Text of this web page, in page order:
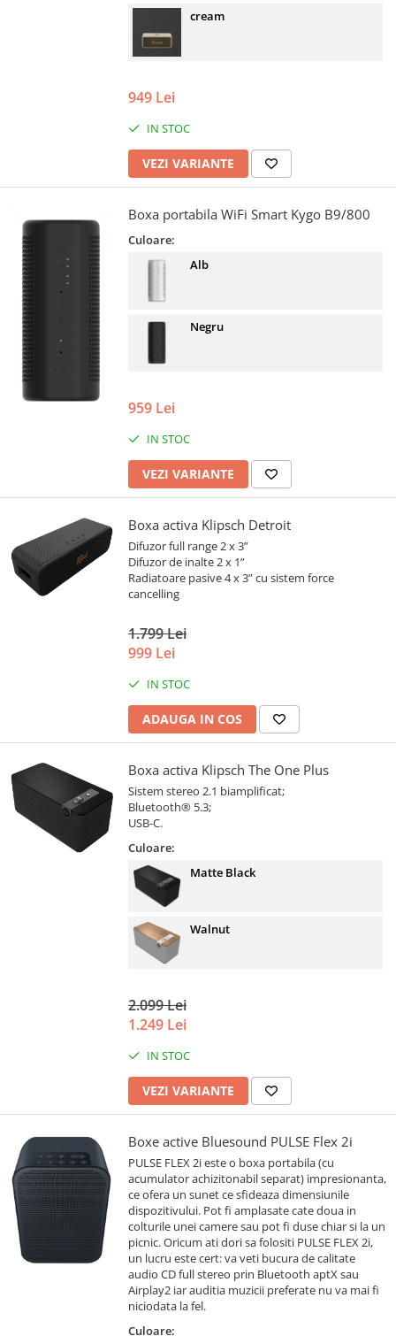
cream
949 Lei
IN STOC
VEZI VARIANTE
Boxa portabila WiFi Smart Kygo B9/800
Culoare:
Alb
Negru
959 Lei
IN STOC
VEZI VARIANTE
Boxa activa Klipsch Detroit
Difuzor full range 2 x 3”
Difuzor de inalte 2 x 1”
Radiatoare pasive 4 x 3” cu sistem force
cancelling
1.799 Lei
999 Lei
IN STOC
ADAUGA IN COS
Boxa activa Klipsch The One Plus
Sistem stereo 2.1 biamplificat;
Bluetooth® 5.3;
USB-C.
Culoare:
Matte Black
Walnut
2.099 Lei
1.249 Lei
IN STOC
VEZI VARIANTE
Boxe active Bluesound PULSE Flex 2i
PULSE FLEX 2i este o boxa portabila (cu
acumulator achizitonabil separat) impresionanta,
ce ofera un sunet ce sfideaza dimensiunile
dispozitivului. Pot fi amplasate cate doua in
colturile unei camere sau pot fi duse chiar si la un
picnic. Oricum ati dori sa folositi PULSE FLEX 2i,
un lucru este cert: va veti bucura de calitate
audio CD full stereo prin Bluetooth aptX sau
Airplay2 iar auditia muzicii preferate nu va mai fi
niciodata la fel.
Culoare: